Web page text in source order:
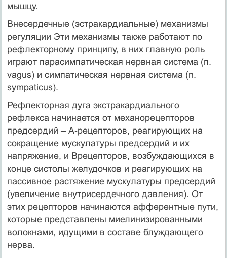
мышцу.
Внесердечные (эстракардиальные) механизмы
регуляции Эти механизмы также работают по
рефлекторному принципу, в них главную роль
играют парасимпатическая нервная система (п.
vagus) и симпатическая нервная система (n.
sympaticus).
Рефлекторная дуга экстракардиального
рефлекса начинается от механорецепторов
предсердий – А‑рецепторов, реагирующих на
сокращение мускулатуры предсердий и их
напряжение, и Врецепторов, возбуждающихся в
конце систолы желудочков и реагирующих на
пассивное растяжение мускулатуры предсердий
(увеличение внутрисердечного давления). От
этих рецепторов начинаются афферентные пути,
которые представлены миелинизированными
волокнами, идущими в составе блуждающего
нерва.